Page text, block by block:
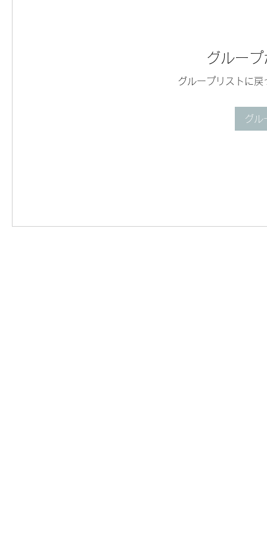
グルー
グループリストに
グル